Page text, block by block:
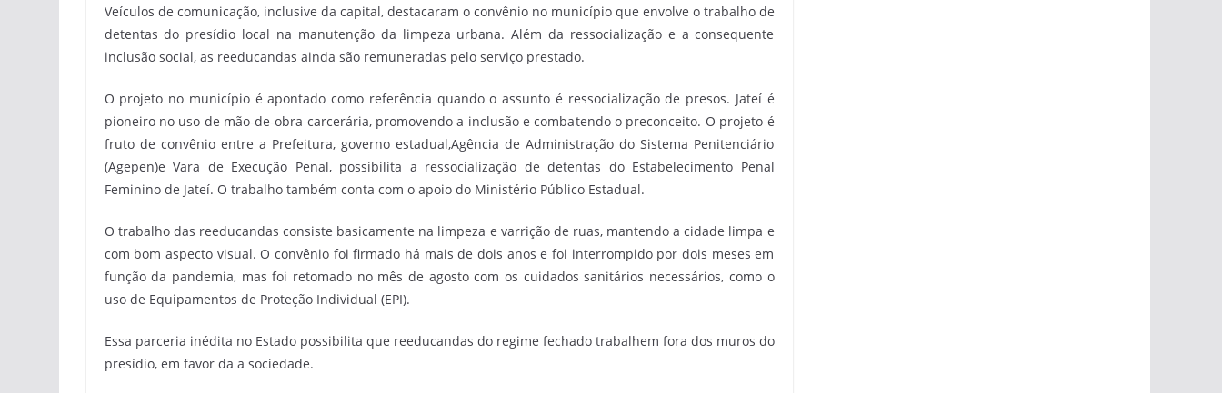
Veículos de comunicação, inclusive da capital, destacaram o convênio no município que envolve o trabalho de
detentas do presídio local na manutenção da limpeza urbana. Além da ressocialização e a consequente
inclusão social, as reeducandas ainda são remuneradas pelo serviço prestado.
O projeto no município é apontado como referência quando o assunto é ressocialização de presos. Jateí é
pioneiro no uso de mão-de-obra carcerária, promovendo a inclusão e combatendo o preconceito. O projeto é
fruto de convênio entre a Prefeitura, governo estadual,Agência de Administração do Sistema Penitenciário
(Agepen)e Vara de Execução Penal, possibilita a ressocialização de detentas do Estabelecimento Penal
Feminino de Jateí. O trabalho também conta com o apoio do Ministério Público Estadual.
O trabalho das reeducandas consiste basicamente na limpeza e varrição de ruas, mantendo a cidade limpa e
com bom aspecto visual. O convênio foi firmado há mais de dois anos e foi interrompido por dois meses em
função da pandemia, mas foi retomado no mês de agosto com os cuidados sanitários necessários, como o
uso de Equipamentos de Proteção Individual (EPI).
Essa parceria inédita no Estado possibilita que reeducandas do regime fechado trabalhem fora dos muros do
presídio, em favor da a sociedade.